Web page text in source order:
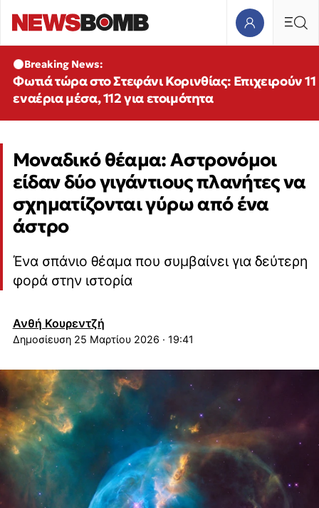
Breaking News:
Φωτιά τώρα στο Στεφάνι Κορινθίας: Επιχειρούν 11
εναέρια μέσα, 112 για ετοιμότητα
Μοναδικό θέαμα: Αστρονόμοι
είδαν δύο γιγάντιους πλανήτες να
σχηματίζονται γύρω από ένα
άστρο
Ένα σπάνιο θέαμα που συμβαίνει για δεύτερη
φορά στην ιστορία
Ανθή Κουρεντζή
25 Μαρτίου 2026 · 19:41